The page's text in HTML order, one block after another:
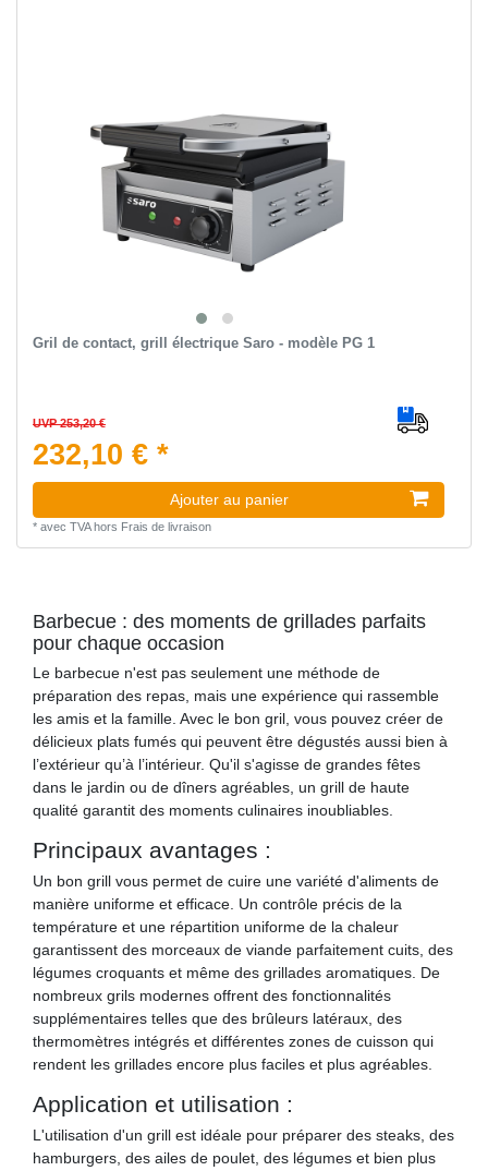
Gril de contact, grill électrique Saro - modèle PG 1
UVP 253,20 €
232,10 € *
Ajouter au panier
* avec TVAhors Frais de livraison
Barbecue : des moments de grillades parfaits
pour chaque occasion
Le barbecue n'est pas seulement une méthode de
préparation des repas, mais une expérience qui rassemble
les amis et la famille. Avec le bon gril, vous pouvez créer de
délicieux plats fumés qui peuvent être dégustés aussi bien à
l’extérieur qu’à l’intérieur. Qu'il s'agisse de grandes fêtes
dans le jardin ou de dîners agréables, un grill de haute
qualité garantit des moments culinaires inoubliables.
Principaux avantages :
Un bon grill vous permet de cuire une variété d'aliments de
manière uniforme et efficace. Un contrôle précis de la
température et une répartition uniforme de la chaleur
garantissent des morceaux de viande parfaitement cuits, des
légumes croquants et même des grillades aromatiques. De
nombreux grils modernes offrent des fonctionnalités
supplémentaires telles que des brûleurs latéraux, des
thermomètres intégrés et différentes zones de cuisson qui
rendent les grillades encore plus faciles et plus agréables.
Application et utilisation :
L'utilisation d'un grill est idéale pour préparer des steaks, des
hamburgers, des ailes de poulet, des légumes et bien plus